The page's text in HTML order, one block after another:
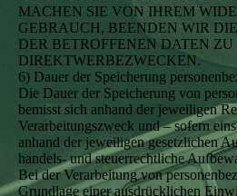
MACHEN SIE VON IHREM
GEBRAUCH, BEENDEN WIR
DER BETROFFENEN DATEN ZU
DIREKTWERBEZWECKEN.
6) Dauer der Speicherung
Die Dauer der Speicherung von
bemisst sich anhand der jeweiligen
Verarbeitungszweck und – sofern
anhand der jeweiligen gesetzlichen
handels- und steuerrechtliche
Bei der Verarbeitung von
Grundlage einer ausdrücklichen